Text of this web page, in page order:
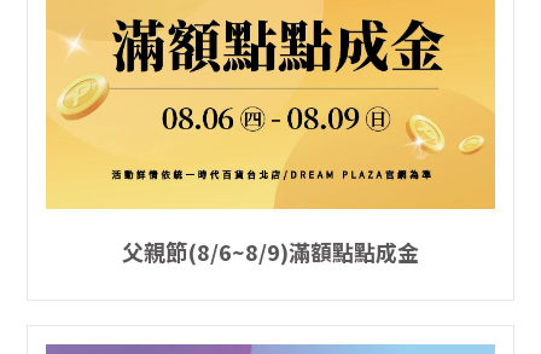
父親節(8/6~8/9)滿額點點成金